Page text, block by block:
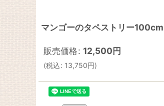
マンゴーのタペストリー100cm
販売価格: 12,500円
(税込: 13,750円)